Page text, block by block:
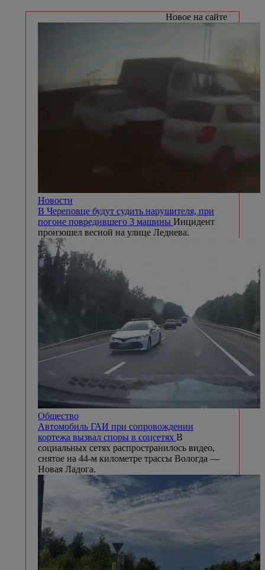
Новое на сайте
Новости
В Череповце будут судить нарушителя, при
погоне повредившего 3 машины Инцидент
произошел весной на улице Леднева.
Общество
Автомобиль ГАИ при сопровождении
кортежа вызвал споры в соцсетях В
социальных сетях распространилось видео,
снятое на 44-м километре трассы Вологда —
Новая Ладога.